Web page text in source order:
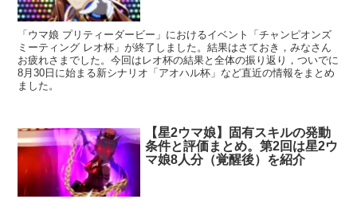
「ウマ娘 プリティーダービー」におけるイベント「チャンピオンズ
ミーティング レオ杯」が終了しました。結果はさておき，みなさん
お疲れさまでした。今回はレオ杯の結果と全体の振り返り，ついでに
8月30日に始まる新シナリオ「アオハル杯」など直近の情報をまとめ
ました。
【星2ウマ娘】固有スキルの発動
条件と評価まとめ。第2回は星2ウ
マ娘8人分（覚醒後）を紹介